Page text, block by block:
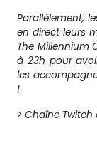
Parallèlement,
en direct leurs
The Millennium
à 23h pour
les
!
> Chaîne Twitch